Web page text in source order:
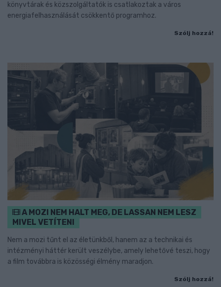
könyvtárak és közszolgáltatók is csatlakoztak a város
energiafelhasználását csökkentő programhoz.
Szólj hozzá!
A MOZI NEM HALT MEG, DE LASSAN NEM LESZ
MIVEL VETÍTENI
Nem a mozi tűnt el az életünkből, hanem az a technikai és
intézményi háttér került veszélybe, amely lehetővé teszi, hogy
a film továbbra is közösségi élmény maradjon.
Szólj hozzá!